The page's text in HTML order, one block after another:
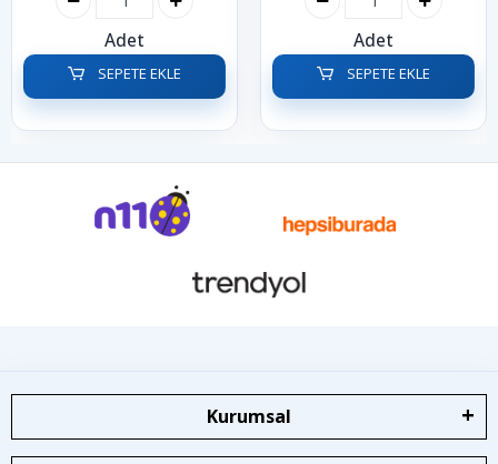
Adet
SEPETE EKLE
Adet
SEPETE EKLE
Kurumsal